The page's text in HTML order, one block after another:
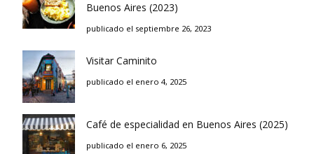
Buenos Aires (2023)
publicado el septiembre 26, 2023
Visitar Caminito
publicado el enero 4, 2025
Café de especialidad en Buenos Aires (2025)
publicado el enero 6, 2025